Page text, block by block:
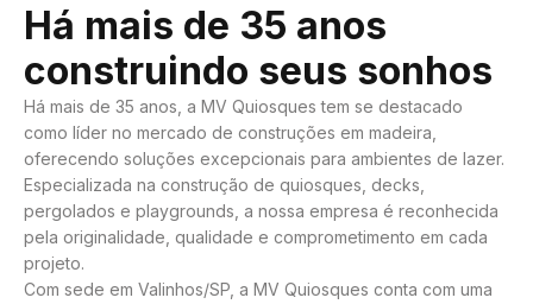
Há mais de 35 anos
construindo seus sonhos
Há mais de 35 anos, a MV Quiosques tem se destacado
como líder no mercado de construções em madeira,
oferecendo soluções excepcionais para ambientes de lazer.
Especializada na construção de quiosques, decks,
pergolados e playgrounds, a nossa empresa é reconhecida
pela originalidade, qualidade e comprometimento em cada
projeto.
Com sede em Valinhos/SP, a MV Quiosques conta com uma